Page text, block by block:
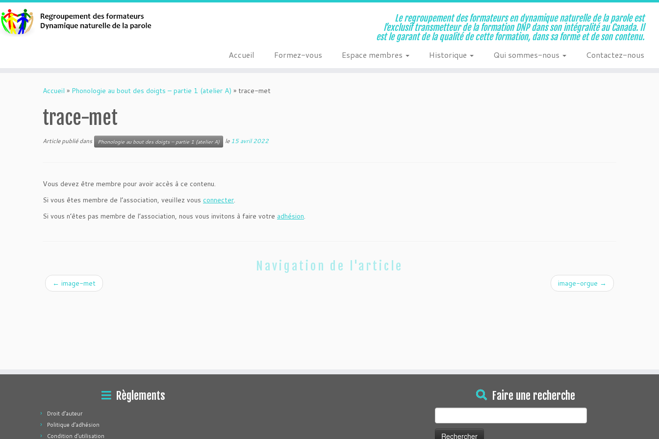
Le regroupement des formateurs en dynamique naturelle de la parole est
l’exclusif transmetteur de la formation DNP dans son intégralité au Canada. Il
est le garant de la qualité de cette formation, dans sa forme et de son contenu.
Accueil Formez-vous Espace membres Historique Qui sommes-nous Contactez-nous
Accueil » Phonologie au bout des doigts – partie 1 (atelier A) » trace-met
trace-met
Article publié dans Phonologie au bout des doigts – partie 1 (atelier A) le15 avril 2022
Vous devez être membre pour avoir accès à ce contenu.
Si vous êtes membre de l’association, veuillez vous connecter.
Si vous n’êtes pas membre de l’association, nous vous invitons à faire votre adhésion.
Navigation de l'article
← image-met image-orgue →
Règlements
Droit d’auteur
Politique d’adhésion
Condition d’utilisation
Faire une recherche